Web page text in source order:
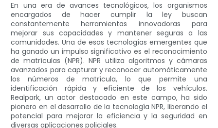
En una era de avances tecnológicos, los organismos
encargados de hacer cumplir la ley buscan
constantemente herramientas innovadoras para
mejorar sus capacidades y mantener seguras a las
comunidades. Una de esas tecnologías emergentes que
ha ganado un impulso significativo es el reconocimiento
de matrículas (NPR). NPR utiliza algoritmos y cámaras
avanzados para capturar y reconocer automáticamente
los números de matrícula, lo que permite una
identificación rápida y eficiente de los vehículos.
Realpark, un actor destacado en este campo, ha sido
pionero en el desarrollo de la tecnología NPR, liberando el
potencial para mejorar la eficiencia y la seguridad en
diversas aplicaciones policiales.